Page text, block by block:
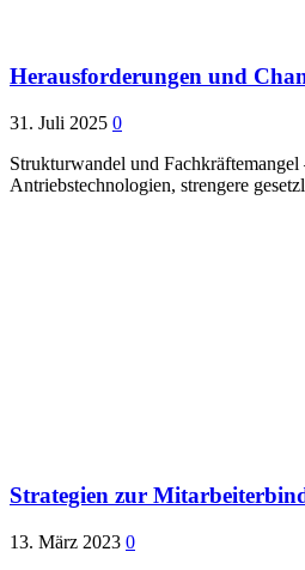
Herausforderungen und
31. Juli 2025 0
Strukturwandel und
Antriebstechnologien, strengere
Strategien zur
13. März 2023 0